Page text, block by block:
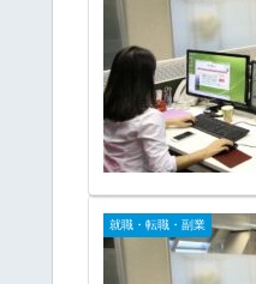
就職・転職・副業